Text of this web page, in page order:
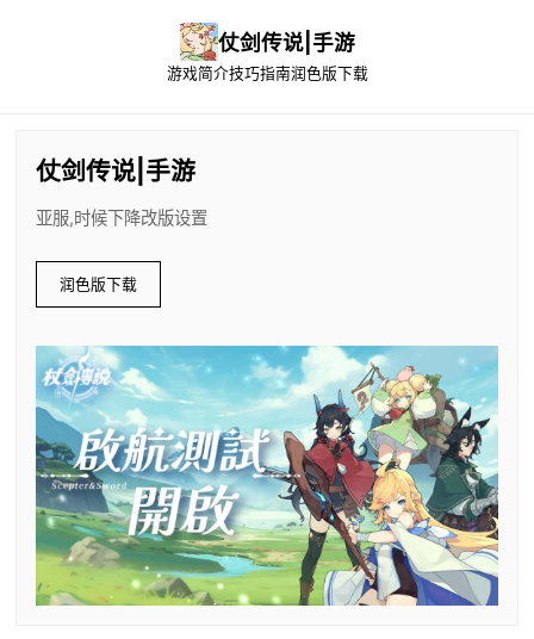
仗剑传说|手游
游戏简介技巧指南润色版下载
仗剑传说|手游
亚服,时候下降改版设置
润色版下载